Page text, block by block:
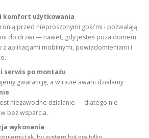
komfort użytkowania
przed nieproszonymi gośćmi i pozwalają
do drzwi — nawet, gdy jesteś poza domem.
z aplikacjami mobilnymi, powiadomieniami i
serwis po montażu
gwarancję, a w razie awarii działamy
.
niezawodne działanie — dlatego nie
bez wsparcia.
wykonania